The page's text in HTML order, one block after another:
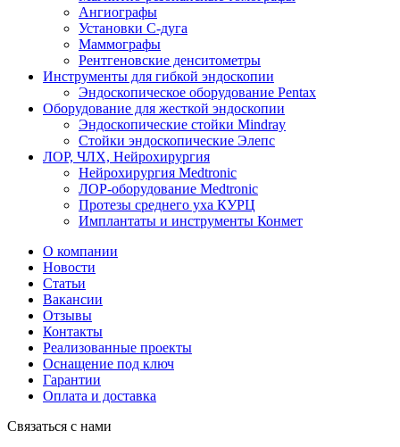
Ангиографы
Установки С-дуга
Маммографы
Рентгеновские денситометры
Инструменты для гибкой эндоскопии
Эндоскопическое оборудование Pentax
Оборудование для жесткой эндоскопии
Эндоскопические стойки Mindray
Стойки эндоскопические Элепс
ЛОР, ЧЛХ, Нейрохирургия
Нейрохирургия Medtronic
ЛОР-оборудование Medtronic
Протезы среднего уха КУРЦ
Имплантаты и инструменты Конмет
О компании
Новости
Статьи
Вакансии
Отзывы
Контакты
Реализованные проекты
Оснащение под ключ
Гарантии
Оплата и доставка
Связаться с нами